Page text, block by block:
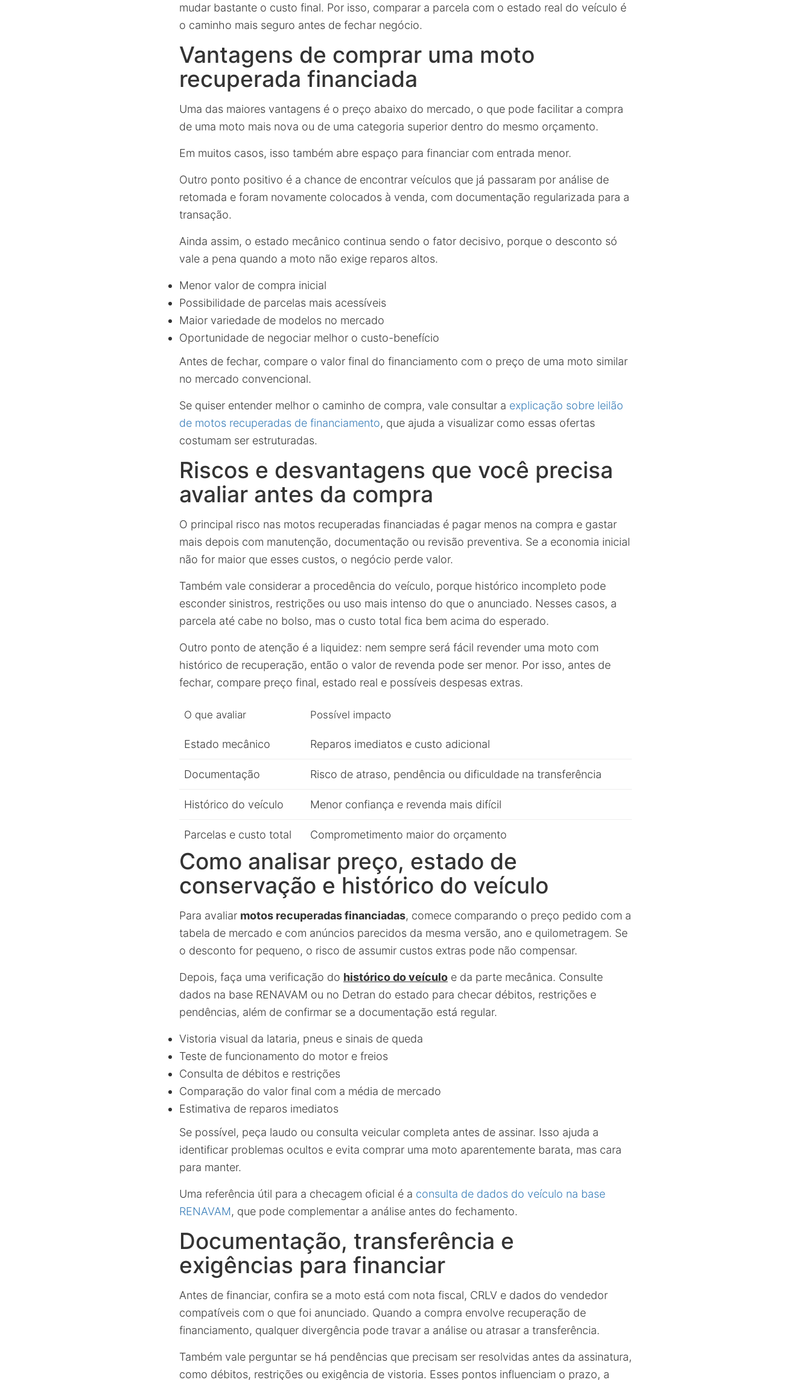
mudar bastante o custo final. Por isso, comparar a parcela com o estado real do veículo é
o caminho mais seguro antes de fechar negócio.
Vantagens de comprar uma moto
recuperada financiada
Uma das maiores vantagens é o preço abaixo do mercado, o que pode facilitar a compra
de uma moto mais nova ou de uma categoria superior dentro do mesmo orçamento.
Em muitos casos, isso também abre espaço para financiar com entrada menor.
Outro ponto positivo é a chance de encontrar veículos que já passaram por análise de
retomada e foram novamente colocados à venda, com documentação regularizada para a
transação.
Ainda assim, o estado mecânico continua sendo o fator decisivo, porque o desconto só
vale a pena quando a moto não exige reparos altos.
Menor valor de compra inicial
Possibilidade de parcelas mais acessíveis
Maior variedade de modelos no mercado
Oportunidade de negociar melhor o custo-benefício
Antes de fechar, compare o valor final do financiamento com o preço de uma moto similar
no mercado convencional.
Se quiser entender melhor o caminho de compra, vale consultar a explicação sobre leilão
de motos recuperadas de financiamento, que ajuda a visualizar como essas ofertas
costumam ser estruturadas.
Riscos e desvantagens que você precisa
avaliar antes da compra
O principal risco nas motos recuperadas financiadas é pagar menos na compra e gastar
mais depois com manutenção, documentação ou revisão preventiva. Se a economia inicial
não for maior que esses custos, o negócio perde valor.
Também vale considerar a procedência do veículo, porque histórico incompleto pode
esconder sinistros, restrições ou uso mais intenso do que o anunciado. Nesses casos, a
parcela até cabe no bolso, mas o custo total fica bem acima do esperado.
Outro ponto de atenção é a liquidez: nem sempre será fácil revender uma moto com
histórico de recuperação, então o valor de revenda pode ser menor. Por isso, antes de
fechar, compare preço final, estado real e possíveis despesas extras.
O que avaliar Possível impacto
Estado mecânico Reparos imediatos e custo adicional
Documentação Risco de atraso, pendência ou dificuldade na transferência
Histórico do veículo Menor confiança e revenda mais difícil
Parcelas e custo total Comprometimento maior do orçamento
Como analisar preço, estado de
conservação e histórico do veículo
Para avaliar motos recuperadas financiadas, comece comparando o preço pedido com a
tabela de mercado e com anúncios parecidos da mesma versão, ano e quilometragem. Se
o desconto for pequeno, o risco de assumir custos extras pode não compensar.
Depois, faça uma verificação do histórico do veículo e da parte mecânica. Consulte
dados na base RENAVAM ou no Detran do estado para checar débitos, restrições e
pendências, além de confirmar se a documentação está regular.
Vistoria visual da lataria, pneus e sinais de queda
Teste de funcionamento do motor e freios
Consulta de débitos e restrições
Comparação do valor final com a média de mercado
Estimativa de reparos imediatos
Se possível, peça laudo ou consulta veicular completa antes de assinar. Isso ajuda a
identificar problemas ocultos e evita comprar uma moto aparentemente barata, mas cara
para manter.
Uma referência útil para a checagem oficial é a consulta de dados do veículo na base
RENAVAM, que pode complementar a análise antes do fechamento.
Documentação, transferência e
exigências para financiar
Antes de financiar, confira se a moto está com nota fiscal, CRLV e dados do vendedor
compatíveis com o que foi anunciado. Quando a compra envolve recuperação de
financiamento, qualquer divergência pode travar a análise ou atrasar a transferência.
Também vale perguntar se há pendências que precisam ser resolvidas antes da assinatura,
como débitos, restrições ou exigência de vistoria. Esses pontos influenciam o prazo, a